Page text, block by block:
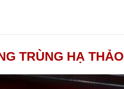
TRÙNG HẠ THẢO